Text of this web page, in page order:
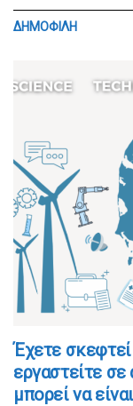
ΔΗΜΟΦΙΛΗ
​​Έχετε
εργαστείτε
μπορεί να